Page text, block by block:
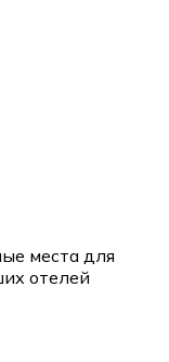
места для
отелей